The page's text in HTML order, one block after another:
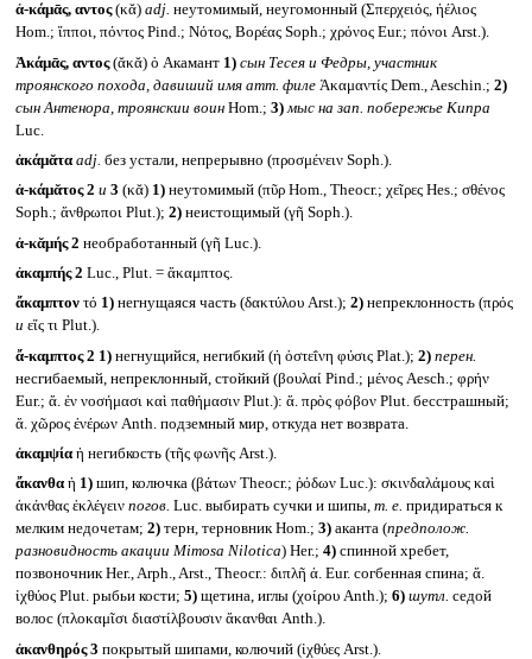
ἀ-κάμᾱς, αντος(κᾰ) adj. неутомимый, неугомонный (Σπερχειός, ἠέλιος
Hom.; ἵπποι, πόντος Pind.; Νότος, Βορέας Soph.; χρόνος Eur.; πόνοι Arst.).
Ἀκάμᾱς, αντος(ᾰκᾰ) ὁ Акамант 1) сын Тесея и Федры, участник
троянского похода, давиший имя атт. филеἈκαμαντίς Dem., Aeschin.; 2)
сын Антенора, троянскии воинHom.; 3) мыс на зап. побережье Кипра
Luc.
ἀκάμᾰτα adj. без устали, непрерывно (προσμένειν Soph.).
ἀ-κάμᾰτος 2 и 3 (κᾰ) 1)неутомимый (πῦρ Hom., Theocr.; χεῖρες Hes.; σθένος
Soph.; ἄνθρωποι Plut.); 2)неистощимый (γῆ Soph.).
ἀ-κᾰμής 2 необработанный (γῆ Luc.).
ἀκαμπής 2 Luc., Plut. = ἄκαμπτος.
ἄκαμπτον τό 1)негнущаяся часть (δακτύλου Arst.); 2)непреклонность (πρός
и εἴς τι Plut.).
ἄ-καμπτος 2 1)негнущийся, негибкий (ἡ ὀστεΐνη φύσις Plat.); 2) перен.
несгибаемый, непреклонный, стойкий (βουλαί Pind.; μένος Aesch.; φρήν
Eur.; ἄ. ἐν νοσήμασι καὶ παθήμασιν Plut.): ἄ. πρὸς φόβον Plut. бесстрашный;
ἄ. χῶρος ἐνέρων Anth. подземный мир, откуда нет возврата.
ἀκαμψία ἡ негибкость (τῆς φωνῆς Arst.).
ἄκανθα ἡ 1)шип, колючка (βάτων Theocr.; ῥόδων Luc.): σκινδαλάμους καὶ
ἀκάνθας ἐκλέγειν погов. Luc. выбирать сучки и шипы,т. е. придираться к
мелким недочетам; 2)терн, терновник Hom.; 3)аканта (предполож.
разновидность акации Mimosa Nilotica) Her.; 4)спинной хребет,
позвоночник Her., Arph., Arst., Theocr.: διπλῆ ἀ. Eur. согбенная спина; ἄ.
ἰχθύος Plut. рыбьи кости; 5)щетина, иглы (χοίρου Anth.); 6) шутл. седой
волос (πλοκαμῖσι διαστίλβουσιν ἄκανθαι Anth.).
ἀκανθηρός 3 покрытый шипами, колючий (ἰχθύες Arst.).